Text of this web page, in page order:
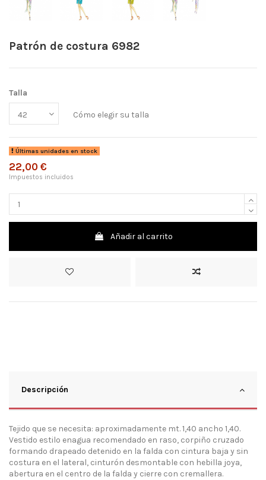
Patrón de costura 6982
Talla
Cómo elegir su talla
Últimas unidades en stock
22,00 €
Impuestos incluidos
Añadir al carrito
Descripción
Tejido que se necesita: aproximadamente mt. 1,40 ancho 1,40.
Vestido estilo enagua recomendado en raso, corpiño cruzado
formando drapeado detenido en la falda con cintura baja y sin
costura en el lateral, cinturón desmontable con hebilla joya,
abertura en el centro de la falda y cierre con cremallera.